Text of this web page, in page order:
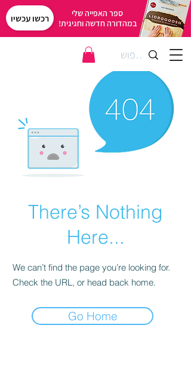
רכשו עכשיו
ספר האפייה שלי
במהדורה חדשה וחגיגית!
There’s Nothing
Here...
We can’t find the page you’re looking for.
Check the URL, or head back home.
Go Home